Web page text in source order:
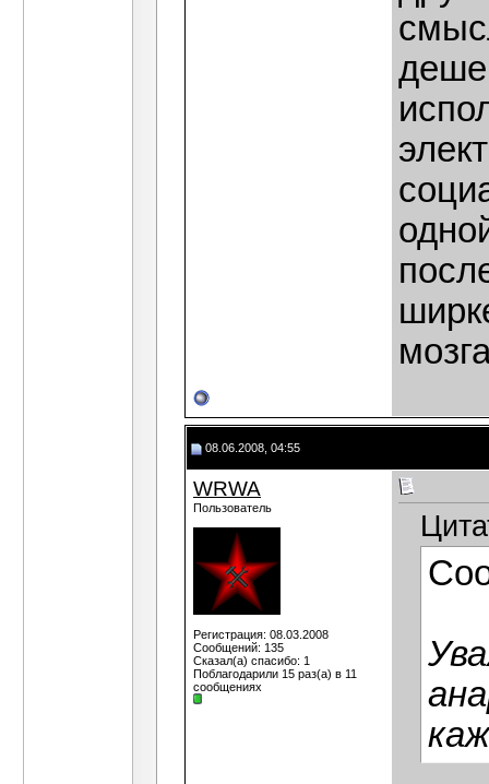
08.06.2008, 04:55
WRWA
Пользователь
Регистрация: 08.03.2008
Сообщений: 135
Сказал(а) спасибо: 1
Поблагодарили 15 раз(а) в 11
сообщениях